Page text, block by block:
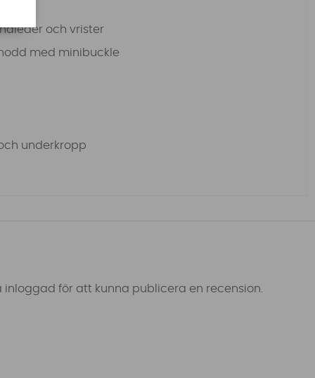
och vrister
med minibuckle
underkropp
för att kunna publicera en recension.